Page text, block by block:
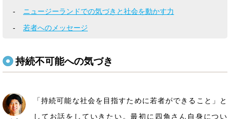
ニュージーランドでの気づきと社会を動かす力
若者へのメッセージ
持続不可能への気づき
「持続可能な社会を目指すために若者ができること」と
してお話をしていきたい。最初に四角さん自身につい